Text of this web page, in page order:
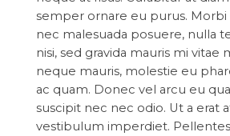
semper ornare eu purus. Morbi
nec malesuada posuere, nulla
nisi, sed gravida mauris mi vitae
neque mauris, molestie eu
ac quam. Donec vel arcu eu
suscipit nec nec odio. Ut a erat
vestibulum imperdiet.